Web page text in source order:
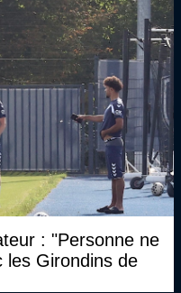
: "Personne ne
les Girondins de